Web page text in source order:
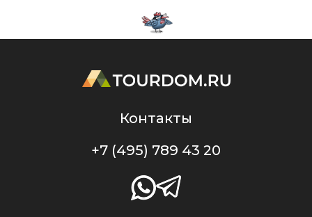
Контакты
+7 (495) 789 43 20